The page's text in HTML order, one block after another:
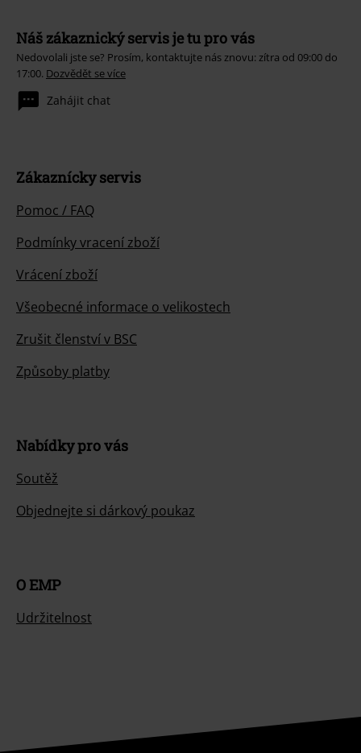
Náš zákaznický servis je tu pro vás
Nedovolali jste se? Prosím, kontaktujte nás znovu: zítra od 09:00 do
17:00. Dozvědět se více
Zahájit chat
Zákaznícky servis
Pomoc / FAQ
Podmínky vracení zboží
Vrácení zboží
Všeobecné informace o velikostech
Zrušit členství v BSC
Způsoby platby
Nabídky pro vás
Soutěž
Objednejte si dárkový poukaz
O EMP
Udržitelnost